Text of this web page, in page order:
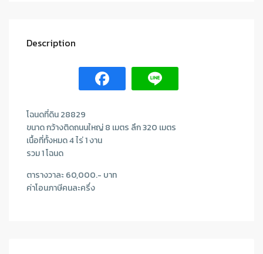
Description
โฉนดที่ดิน 28829
ขนาด กว้างติดถนนใหญ่ 8 เมตร ลึก 320 เมตร
เนื้อที่ทั้งหมด 4 ไร่ 1 งาน
รวม 1 โฉนด
ตารางวาละ 60,000.- บาท
ค่าโอนภาษีคนละครึ่ง